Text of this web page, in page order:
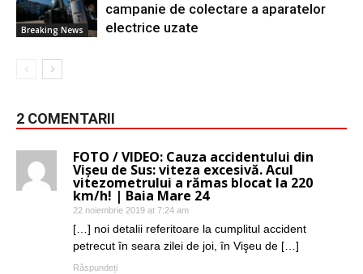
Breaking News
campanie de colectare a aparatelor
electrice uzate
2 COMENTARII
FOTO / VIDEO: Cauza accidentului din
Vişeu de Sus: viteza excesivă. Acul
vitezometrului a rămas blocat la 220
km/h! | Baia Mare 24
22 noiembrie 2019 at 7:24 am
[…] noi detalii referitoare la cumplitul accident
petrecut în seara zilei de joi, în Vişeu de […]
Răspundeți